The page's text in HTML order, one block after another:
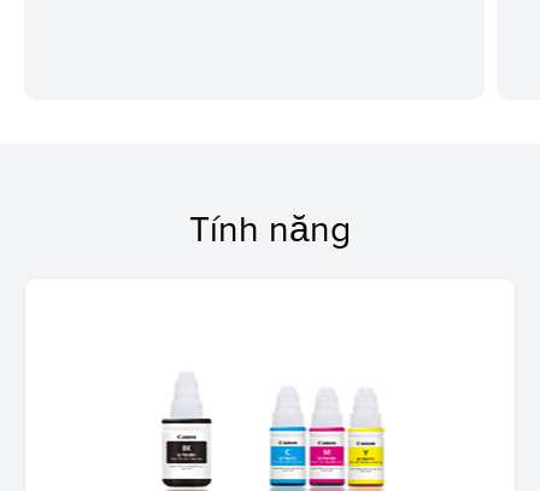
Tính năng